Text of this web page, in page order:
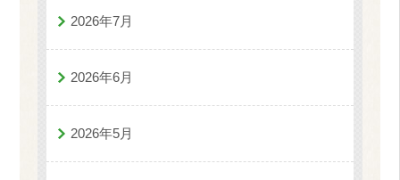
2026年7月
2026年6月
2026年5月